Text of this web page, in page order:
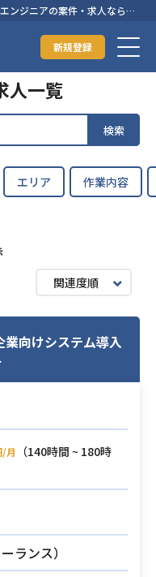
ンジニアの案件・求人なら
新規登録
人一覧
検索
エリア 作業内容
関連度順
向けシステム導入
/月
（140時間 ~ 180時
ランス）